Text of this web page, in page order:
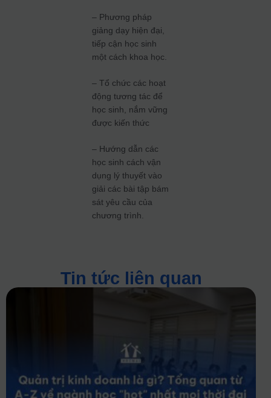
– Phương pháp
giảng dạy hiện đại,
tiếp cận học sinh
một cách khoa học.
– Tổ chức các hoạt
động tương tác để
học sinh, nắm vững
được kiến thức
– Hướng dẫn các
học sinh cách vận
dụng lý thuyết vào
giải các bài tập bám
sát yêu cầu của
chương trình.
Tin tức liên quan